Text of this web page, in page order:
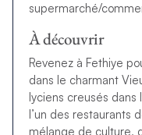
supermarché/
À découvrir
Revenez à Fethiye
dans le charmant
lyciens creusés dans
l’un des restaurants
mélange de culture,